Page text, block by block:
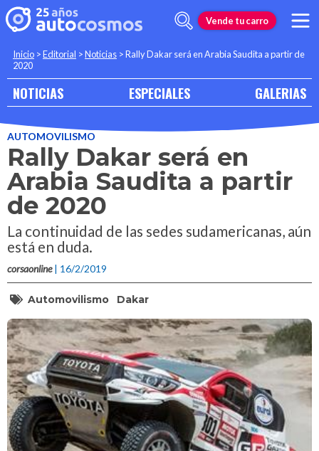
Vende tu carro
Inicio >Editorial >Noticias >Rally Dakar será en Arabia Saudita a partir de
2020
NOTICIAS ESPECIALES GALERIAS
AUTOMOVILISMO
Rally Dakar será en
Arabia Saudita a partir
de 2020
La continuidad de las sedes sudamericanas, aún
está en duda.
corsaonline | 16/2/2019
Automovilismo Dakar